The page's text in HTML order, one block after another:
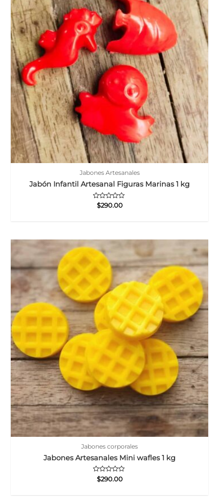
Jabones Artesanales
Jabón Infantil Artesanal Figuras Marinas 1 kg
Valorado
con
$290.00
Jabones corporales
Jabones Artesanales Mini wafles 1 kg
Valorado
con
$290.00